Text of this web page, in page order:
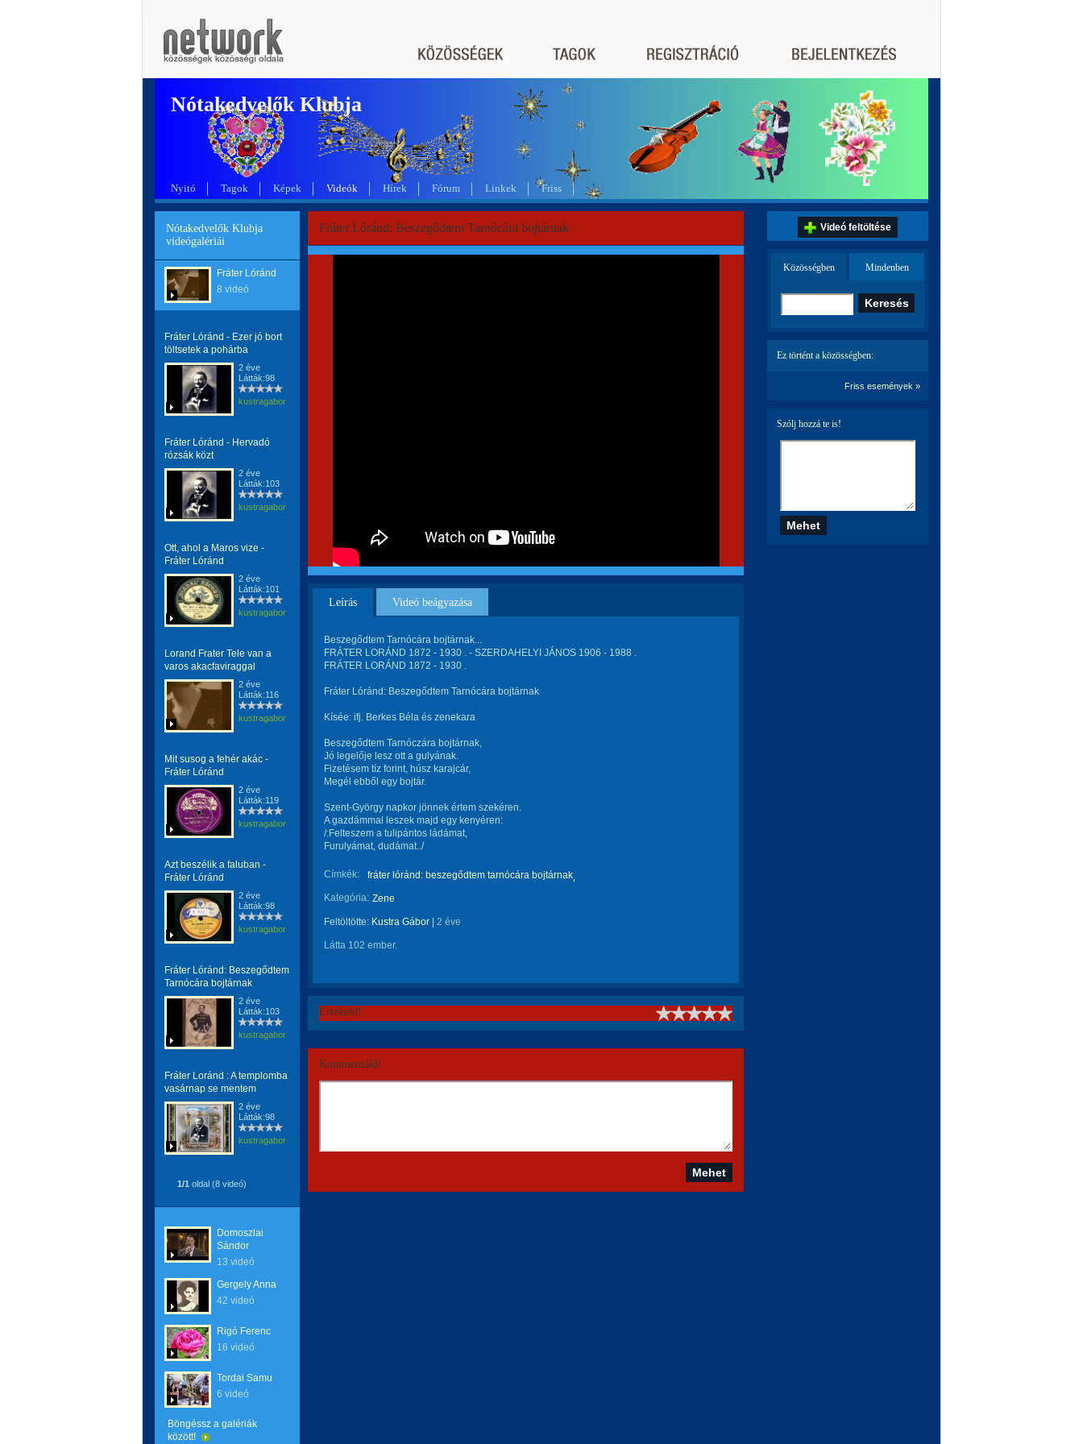
Nótakedvelők Klubja
Nyitó Tagok Képek Videók Hírek Fórum Linkek Friss
Nótakedvelők Klubja
videógalériái
Fráter Lóránd
8 videó
Fráter Lóránd - Ezer jó bort
töltsetek a pohárba
2 éve
Látták:98
kustragabor
Fráter Lóránd - Hervadó
rózsák közt
2 éve
Látták:103
kustragabor
Ott, ahol a Maros vize -
Fráter Lóránd
2 éve
Látták:101
kustragabor
Lorand Frater Tele van a
varos akacfaviraggal
2 éve
Látták:116
kustragabor
Mit susog a fehér akác -
Fráter Lóránd
2 éve
Látták:119
kustragabor
Azt beszélik a faluban -
Fráter Lóránd
2 éve
Látták:98
kustragabor
Fráter Lóránd: Beszegődtem
Tarnócára bojtárnak
2 éve
Látták:103
kustragabor
Fráter Loránd : A templomba
vasárnap se mentem
2 éve
Látták:98
kustragabor
1/1 oldal (8 videó)
Domoszlai
Sándor
13 videó
Gergely Anna
42 videó
Rigó Ferenc
16 videó
Tordai Samu
6 videó
Böngéssz a galériák
között!
Fráter Lóránd: Beszegődtem Tarnócára bojtárnak
Leírás Videó beágyazása
Beszegődtem Tarnócára bojtárnak...
FRÁTER LORÁND 1872 - 1930 . - SZERDAHELYI JÁNOS 1906 - 1988 .
FRÁTER LORÁND 1872 - 1930 .
Fráter Lóránd: Beszegődtem Tarnócára bojtárnak
Kísée: ifj. Berkes Béla és zenekara
Beszegődtem Tarnóczára bojtárnak,
Jó legelője lesz ott a gulyának.
Fizetésem tíz forint, húsz karajcár,
Megél ebből egy bojtár.
Szent-György napkor jönnek értem szekéren.
A gazdámmal leszek majd egy kenyéren:
/:Felteszem a tulipántos ládámat,
Furulyámat, dudámat../
Címkék:
fráter lóránd: beszegődtem tarnócára bojtárnak
Kategória: Zene
Feltöltötte: Kustra Gábor 2 éve
Látta 102 ember.
Értékeld!
Kommentáld!
Videó feltöltése
Közösségben Mindenben
Ez történt a közösségben:
Friss események »
Szólj hozzá te is!